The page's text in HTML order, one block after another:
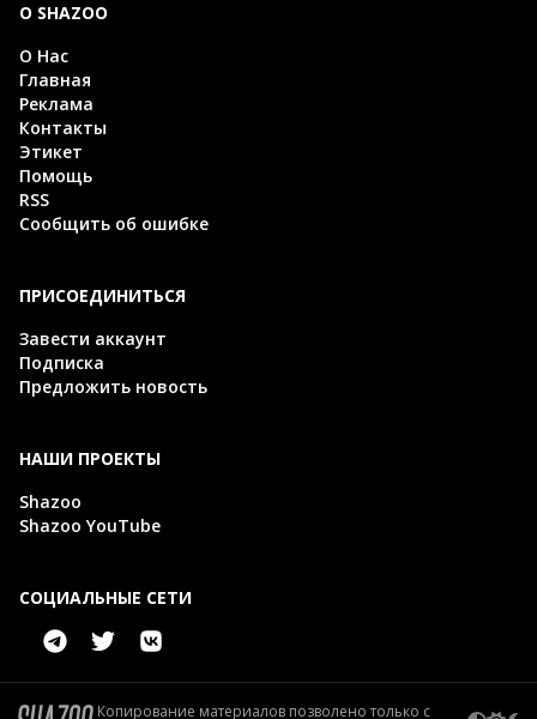
О SHAZOO
О Нас
Главная
Реклама
Контакты
Этикет
Помощь
RSS
Сообщить об ошибке
ПРИСОЕДИНИТЬСЯ
Завести аккаунт
Подписка
Предложить новость
НАШИ ПРОЕКТЫ
Shazoo
Shazoo YouTube
СОЦИАЛЬНЫЕ СЕТИ
Копирование материалов позволено только с